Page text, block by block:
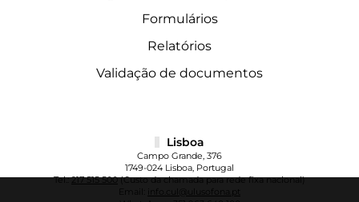
Formulários
Relatórios
Validação de documentos
Lisboa
Campo Grande, 376
1749-024 Lisboa, Portugal
Tel.:217 515 500(Custo da chamada para rede fixa nacional)
info.cul@ulusofona.pt